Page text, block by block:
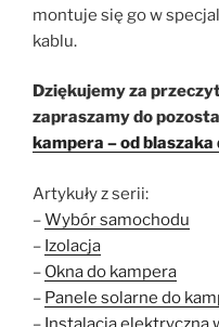
montuje się go w
kablu.
Dziękujemy za
zapraszamy do
kampera – od blaszaka
Artykuły z serii:
–Wybór samochodu
– Izolacja
– Okna do kampera
– Panele solarne do